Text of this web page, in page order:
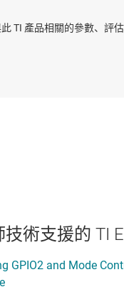
TI 產品相關的參數、評估
技術支援的 TI